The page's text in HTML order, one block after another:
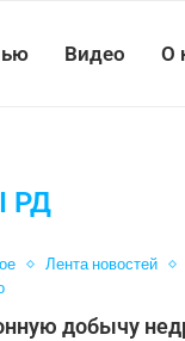
Видео О
РД
Лента новостей
добычу